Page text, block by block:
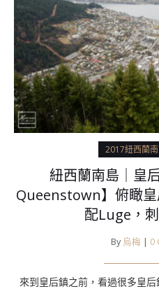
2017紐西蘭
紐西蘭南島｜皇
Queenstown】俯瞰
配Luge，
By 烏梅 | 0
來到皇后鎮之前，看過很多皇